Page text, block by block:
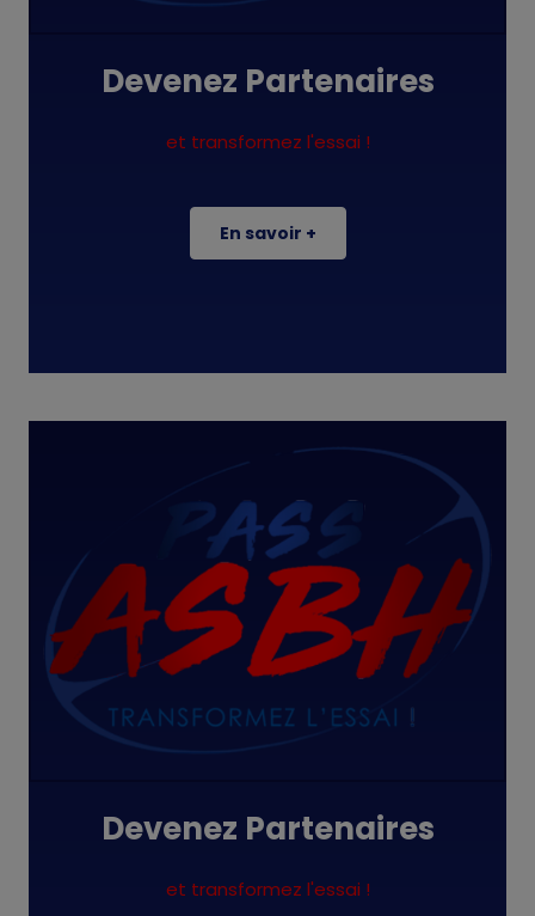
Devenez Partenaires
et transformez l'essai !
En savoir +
Devenez Partenaires
et transformez l'essai !